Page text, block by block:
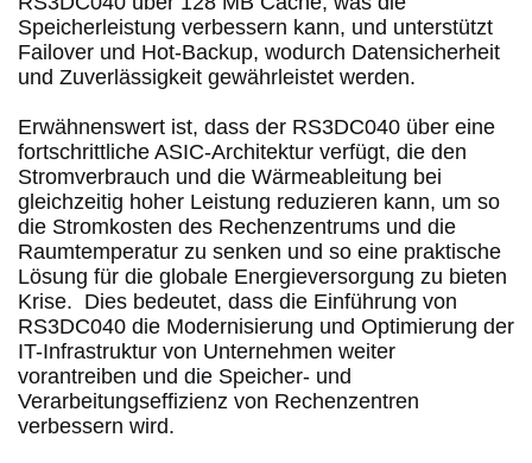
Speicherleistung verbessern kann, und unterstützt
Failover und Hot-Backup, wodurch Datensicherheit
und Zuverlässigkeit gewährleistet werden.
Erwähnenswert ist, dass der RS3DC040 über eine
fortschrittliche ASIC-Architektur verfügt, die den
Stromverbrauch und die Wärmeableitung bei
gleichzeitig hoher Leistung reduzieren kann, um so
die Stromkosten des Rechenzentrums und die
Raumtemperatur zu senken und so eine praktische
Lösung für die globale Energieversorgung zu bieten
Krise.
  Dies bedeutet, dass die Einführung von
RS3DC040 die Modernisierung und Optimierung der
IT-Infrastruktur von Unternehmen weiter
vorantreiben und die Speicher- und
Verarbeitungseffizienz von Rechenzentren
verbessern wird.